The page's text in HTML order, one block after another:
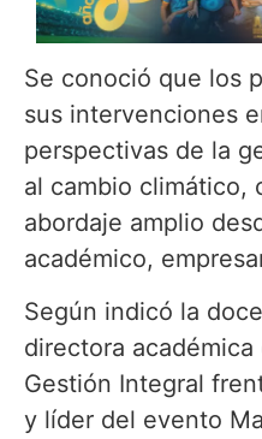
Se conoció que los
sus intervenciones
perspectivas de la
al cambio climático,
abordaje amplio
académico,
Según indicó la
directora
Gestión Integral
y líder del evento